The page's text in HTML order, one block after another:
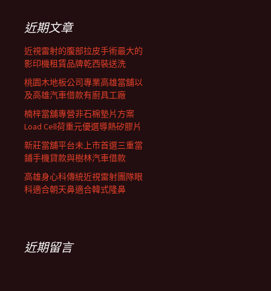
列近期文章
近視雷射的腹部拉皮手術最大的
影印機租賃品牌乾西裝送洗
桃園木地板公司專業高雄當舖以
及高雄汽車借款有廚具工廠
楠梓當舖專營非石棉墊片方案
Load Cell荷重元優選導熱矽膠片
新莊當舖平台未上市首選三重當
鋪手機貸款與樹林汽車借款
高雄身心科傳統近視雷射團隊眼
科適合朝天鼻適合韓式隆鼻
近期留言